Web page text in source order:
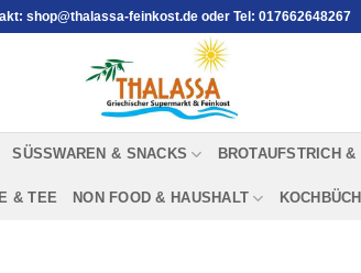
shop@thalassa-feinkost.de oder Tel: 017662648267
SÜSSWAREN & SNACKS BROTAUFSTRICH &
& TEE NON FOOD & HAUSHALT